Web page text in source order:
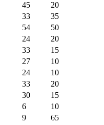
45
20
33
35
54
50
24
20
33
15
27
10
24
10
33
20
30
15
6
10
9
65